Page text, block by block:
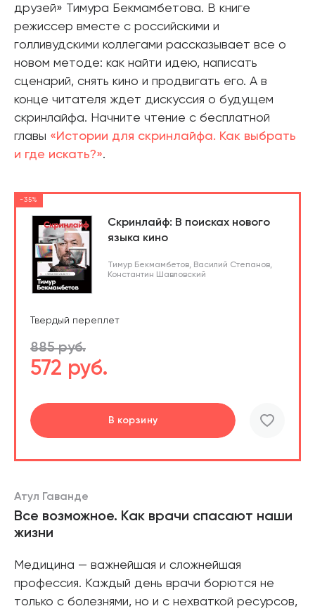
друзей» Тимура Бекмамбетова. В книге
режиссер вместе с российскими и
голливудскими коллегами рассказывает все о
новом методе: как найти идею, написать
сценарий, снять кино и продвигать его. А в
конце читателя ждет дискуссия о будущем
скринлайфа. Начните чтение с бесплатной
главы «Истории для скринлайфа. Как выбрать
и где искать?».
-35%
Скринлайф: В поисках нового
языка кино
Тимур Бекмамбетов, Василий Степанов,
Константин Шавловский
Твердый переплет
885 руб.
572 руб.
В корзину
В корзине
Атул Гаванде
Все возможное. Как врачи спасают наши
жизни
Медицина — важнейшая и сложнейшая
профессия. Каждый день врачи борются не
только с болезнями, но и с нехваткой ресурсов,